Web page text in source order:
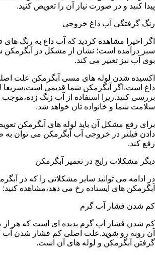
پیدا کنید و در صورت نیاز آن را تعویض کنید.
رنگ گرفتگی آب داغ خروجی
اگر اخیرا مشاهده کردید که آب داغ به رنگ های
سبز درآمده است؛ نشان از مشکل در
بوی آب نیز تغییر می کند.
اکسیده شدن لوله های مسی آبگرمکن علت
داغ است.اگر آبگرمکن شما قدیمی است،سریعا
بررسی کنید.زیرا استفاده از آب زنگ زده،موجب
سلامت شما و خانواده تان خواهد شد.
برای رفع مشکل آن باید لوله های آبگرمکن
دادن فیلتر در خروجی آب آبگرمکن می توان
رفع کند.
دیگر مشکلات رایج در تعمیر آبگرمکن
در ادامه می توانید سایر مشکلاتی را که در
آبگرمکن های ایستاده رخ می دهد،مشاهده کنید:
کم شدن فشار آب گرم
کم شدن فشار آب گرم پدیده ای است که هر از
آن روبه رو شوید.علت اصلی کم فشار شدن
گرفتن آبگرمکن و لوله های آن است.